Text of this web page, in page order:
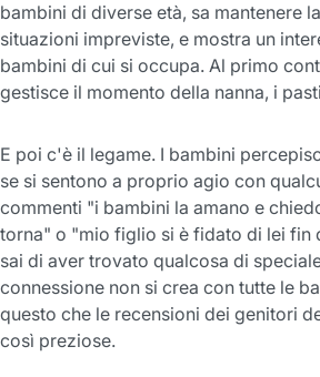
bambini di diverse età, sa mantenere
situazioni impreviste, e mostra un
bambini di cui si occupa. Al primo
gestisce il momento della nanna, i
E poi c'è il legame. I bambini
se si sentono a proprio agio con
commenti "i bambini la amano e
torna" o "mio figlio si è fidato di lei fin
sai di aver trovato qualcosa di
connessione non si crea con tutte le
questo che le recensioni dei genitori
così preziose.